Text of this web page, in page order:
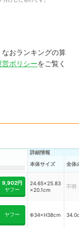
おランキングの算
ポリシーをご覧く
詳細情報
本体サイズ
全体
9,902円
ヤフー
24.65×25.83
×20.1cm
不明
ヤフー Φ34×H38cm